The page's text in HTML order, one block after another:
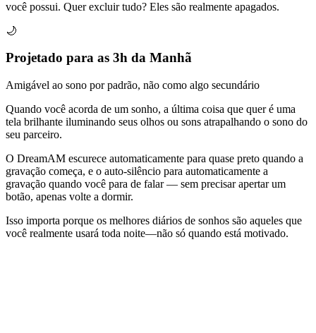
você possui. Quer excluir tudo? Eles são realmente apagados.
🌙
Projetado para as 3h da Manhã
Amigável ao sono por padrão, não como algo secundário
Quando você acorda de um sonho, a última coisa que quer é uma
tela brilhante iluminando seus olhos ou sons atrapalhando o sono do
seu parceiro.
O DreamAM escurece automaticamente para quase preto quando a
gravação começa, e o auto-silêncio para automaticamente a
gravação quando você para de falar — sem precisar apertar um
botão, apenas volte a dormir.
Isso importa porque os melhores diários de sonhos são aqueles que
você realmente usará toda noite—não só quando está motivado.